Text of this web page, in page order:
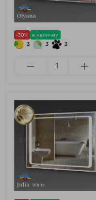
-30% в наличии
3 3 3